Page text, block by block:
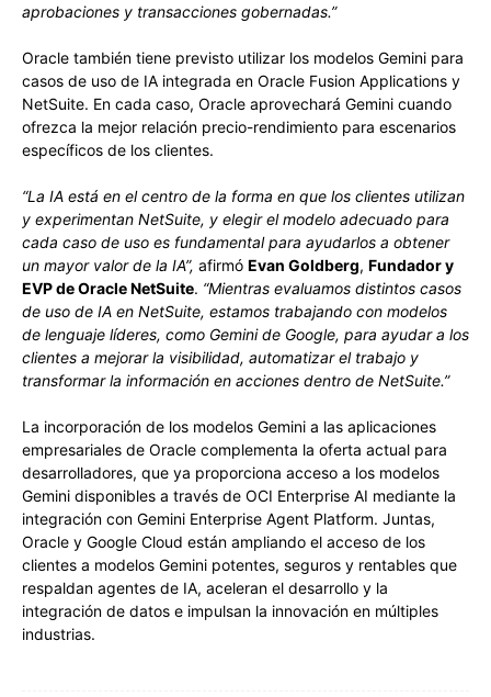
aprobaciones y transacciones gobernadas.”
Oracle también tiene previsto utilizar los modelos Gemini para
casos de uso de IA integrada en Oracle Fusion Applications y
NetSuite. En cada caso, Oracle aprovechará Gemini cuando
ofrezca la mejor relación precio-rendimiento para escenarios
específicos de los clientes.
“La IA está en el centro de la forma en que los clientes utilizan
y experimentan NetSuite, y elegir el modelo adecuado para
cada caso de uso es fundamental para ayudarlos a obtener
un mayor valor de la IA”, afirmó Evan Goldberg, Fundador y
EVP de Oracle NetSuite. “Mientras evaluamos distintos casos
de uso de IA en NetSuite, estamos trabajando con modelos
de lenguaje líderes, como Gemini de Google, para ayudar a los
clientes a mejorar la visibilidad, automatizar el trabajo y
transformar la información en acciones dentro de NetSuite.”
La incorporación de los modelos Gemini a las aplicaciones
empresariales de Oracle complementa la oferta actual para
desarrolladores, que ya proporciona acceso a los modelos
Gemini disponibles a través de OCI Enterprise AI mediante la
integración con Gemini Enterprise Agent Platform. Juntas,
Oracle y Google Cloud están ampliando el acceso de los
clientes a modelos Gemini potentes, seguros y rentables que
respaldan agentes de IA, aceleran el desarrollo y la
integración de datos e impulsan la innovación en múltiples
industrias.